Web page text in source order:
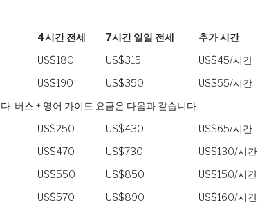
4시간 전세 7시간 일일 전세
추가 시간
US$180 US$315
US$45/시간
US$190 US$350
US$55/시간
. 버스 + 영어 가이드 요금은 다음과 같습니다.
US$250 US$430
US$65/시간
US$470 US$730
US$130/시간
US$550 US$850
US$150/시간
US$570 US$890 US$160/시간